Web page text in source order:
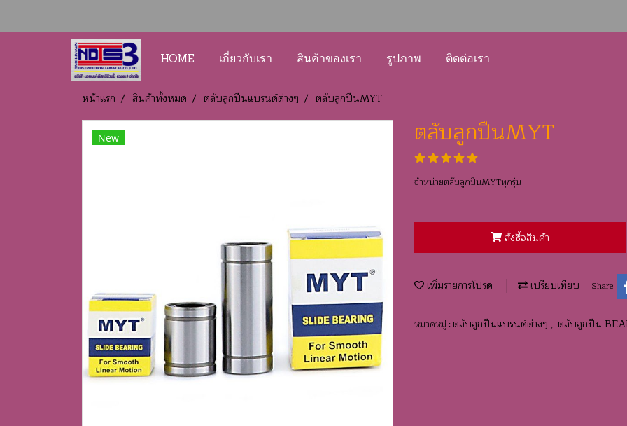
HOME เกี่ยวกับเรา สินค้าของเรา รูปภาพ ติดต่อเรา
หน้าแรก สินค้าทั้งหมด ตลับลูกปืนแบรนด์ต่างๆ ตลับลูกปืนMYT
New ตลับลูกปืนMYT
จำหน่ายตลับลูกปืนMYTทุกรุ่น
สั่งซื้อสินค้า
เพิ่มรายการโปรด เปรียบเทียบ Share
หมวดหมู่ : ตลับลูกปืนแบรนด์ต่างๆ , ตลับลูกปืน